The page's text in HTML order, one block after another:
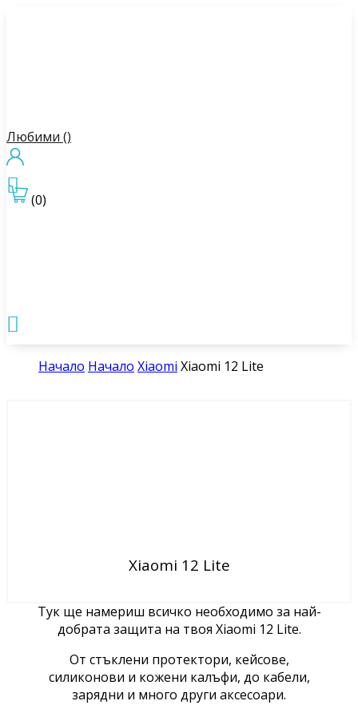
Любими ()
(0)


Начало Начало Xiaomi Xiaomi 12 Lite
Xiaomi 12 Lite
Тук ще намериш всичко необходимо за най-
добрата защита на твоя Xiaomi 12 Lite.
От стъклени протектори, кейсове,
силиконови и кожени калъфи, до кабели,
зарядни и много други аксесоари.